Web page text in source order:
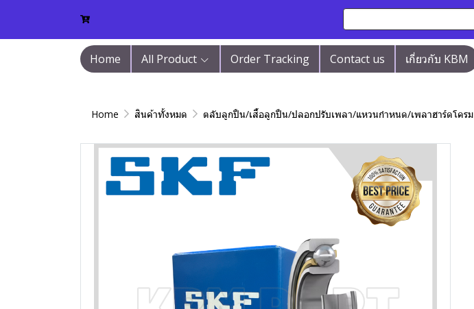
Home All Product Order Tracking Contact us เกี่ยวกับ KBM
Home สินค้าทั้งหมด ตลับลูกปืน/เสื้อลูกปืน/ปลอกปรับเพลา/แหวนกำหนด/เพลาฮาร์ดโครม